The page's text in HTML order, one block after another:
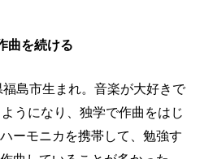
曲を続ける
島市生まれ。音楽が大好きで
うになり、独学で作曲をはじ
ーモニカを携帯して、勉強す